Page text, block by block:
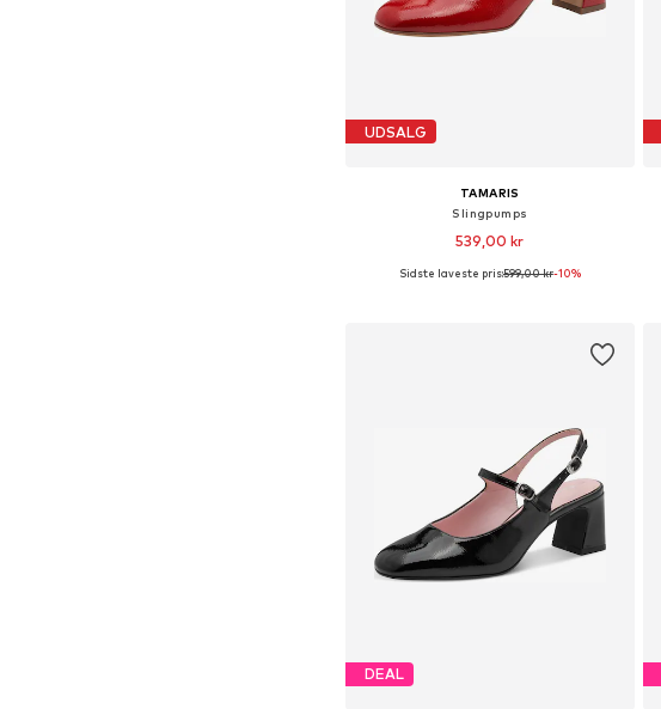
UDSALG
TAMARIS
Slingpumps
539,00 kr
Tilgængelige størrelser: 38
Sidste laveste pris:599,00 kr-10%
DEAL